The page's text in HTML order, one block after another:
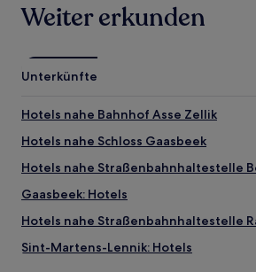
Weiter erkunden
Unterkünfte
Hotels nahe Bahnhof Asse Zellik
Hotels nahe Schloss Gaasbeek
Hotels nahe Straßenbahnhaltestelle
Gaasbeek: Hotels
Hotels nahe Straßenbahnhaltestelle
Sint-Martens-Lennik: Hotels